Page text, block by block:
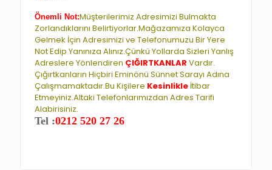
Önemli Not:Müşterilerimiz Adresimizi Bulmakta
Zorlandıklarını Belirtiyorlar.Mağazamıza Kolayca
Gelmek İçin Adresimizi ve Telefonumuzu Bir Yere
Not Edip Yanınıza Alınız.Çünkü Yollarda Sizleri Yanlış
Adreslere Yönlendiren ÇIĞIRTKANLAR Vardır.
Çığırtkanların Hiçbiri Eminönü Sünnet Sarayı Adına
Çalışmamaktadır.Bu Kişilere Kesinlikle İtibar
Etmeyiniz.Altaki Telefonlarımızdan Adres Tarifi
Alabirisiniz.
Tel :0212 520 27 26